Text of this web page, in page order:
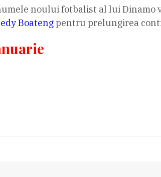
noului fotbalist al lui Dinamo
Boatengpentru prelungirea